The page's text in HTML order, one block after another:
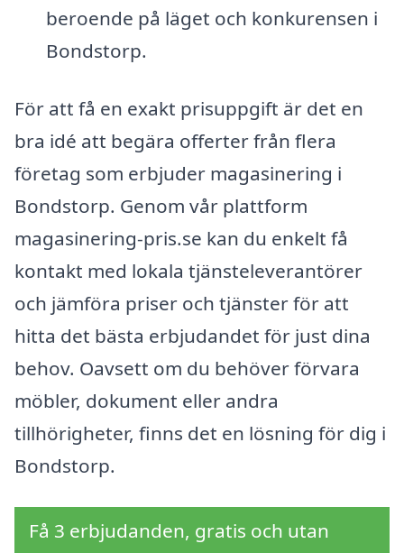
beroende på läget och konkurensen i
Bondstorp.
För att få en exakt prisuppgift är det en
bra idé att begära offerter från flera
företag som erbjuder magasinering i
Bondstorp. Genom vår plattform
magasinering-pris.se kan du enkelt få
kontakt med lokala tjänsteleverantörer
och jämföra priser och tjänster för att
hitta det bästa erbjudandet för just dina
behov. Oavsett om du behöver förvara
möbler, dokument eller andra
tillhörigheter, finns det en lösning för dig i
Bondstorp.
Få 3 erbjudanden, gratis och utan